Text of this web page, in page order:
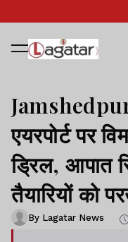
एयरपोर्ट पर
ड्रिल, आपात
तैयारियों को
By Lagatar News